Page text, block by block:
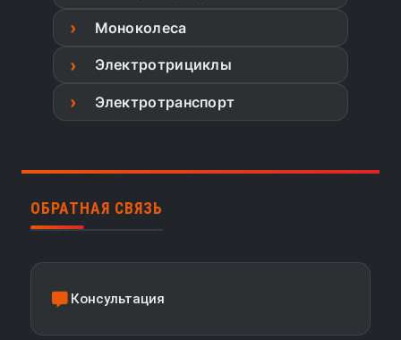
Моноколеса
Электротрициклы
Электротранспорт
ОБРАТНАЯ СВЯЗЬ
Консультация